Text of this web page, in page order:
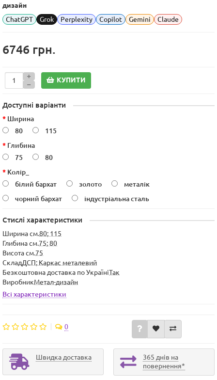
дизайн
ChatGPT
Grok Perplexity Copilot Gemini Claude
6746 грн.
КУПИТИ
Доступні варіанти
Ширина
80
115
Глибина
75
80
Колір_
білий бархат
золото
металік
чорний бархат
індустріальна сталь
Стислі характеристики
Ширина см.80; 115
Глибина см.75; 80
Висота см.75
СкладДСП; Каркас металевий
Безкоштовна доставка по УкраїніТак
ВиробникМетал-дизайн
Всі характеристики
0
Швидка доставка
365 днів на
повернення*